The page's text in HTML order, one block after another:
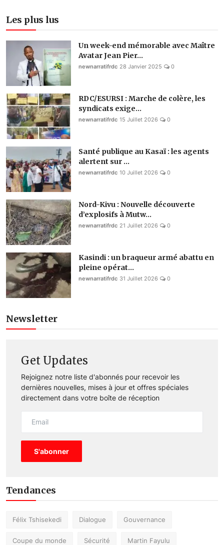
Les plus lus
Un week-end mémorable avec Maître
Avatar Jean Pier...
newnarratifrdc 28 Janvier 2025 0
RDC/ESURSI : Marche de colère, les
syndicats exige...
newnarratifrdc 15 Juillet 2026 0
Santé publique au Kasaï : les agents
alertent sur ...
newnarratifrdc 10 Juillet 2026 0
Nord-Kivu : Nouvelle découverte
d’explosifs à Mutw...
newnarratifrdc 21 Juillet 2026 0
Kasindi : un braqueur armé abattu en
pleine opérat...
newnarratifrdc 31 Juillet 2026 0
Newsletter
Get Updates
Rejoignez notre liste d'abonnés pour recevoir les
dernières nouvelles, mises à jour et offres spéciales
directement dans votre boîte de réception
S'abonner
Tendances
Félix Tshisekedi Dialogue Gouvernance
Coupe du monde Sécurité Martin Fayulu